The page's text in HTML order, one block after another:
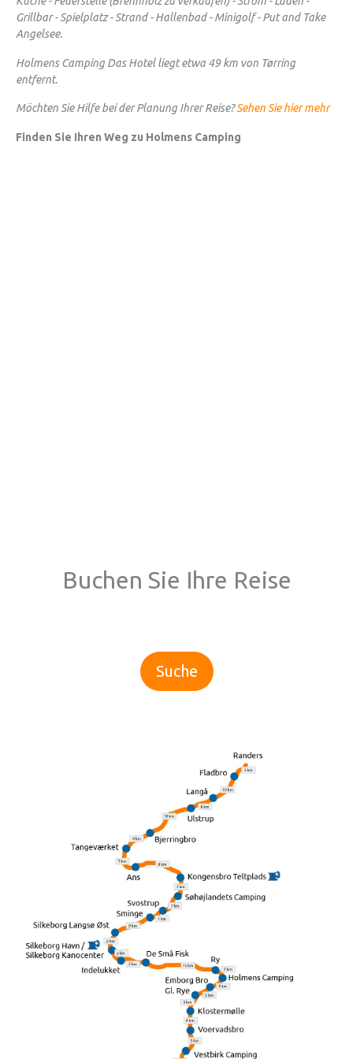
Grillbar - Spielplatz - Strand - Hallenbad - Minigolf - Put and Take
Angelsee.
Holmens Camping Das Hotel liegt etwa 49 km von Tørring
entfernt.
Möchten Sie Hilfe bei der Planung Ihrer Reise?Sehen Sie hier mehr
Finden Sie Ihren Weg zu Holmens Camping
Buchen Sie Ihre Reise
Suche